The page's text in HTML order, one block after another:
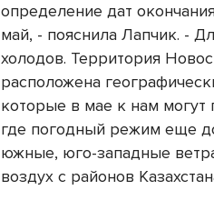
определение дат
май, - пояснила Лапчик. -
холодов. Территория
расположена
которые в мае к нам могут
где погодный режим еще
южные, юго-западные
воздух с районов